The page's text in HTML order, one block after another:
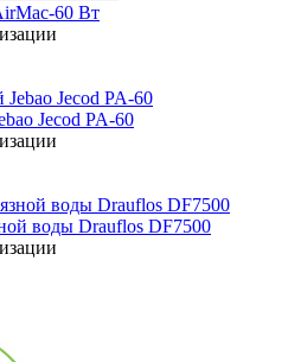
60 Вт
Jecod PA-60
воды Drauflos DF7500